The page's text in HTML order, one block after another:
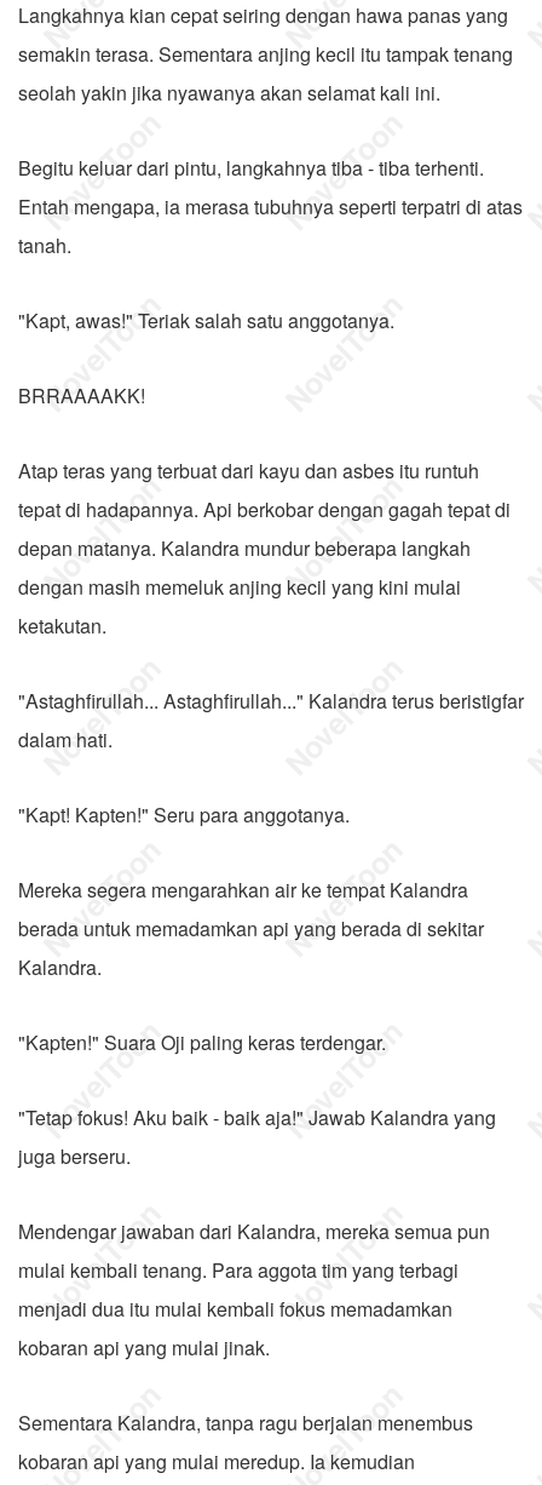
Langkahnya kian cepat seiring dengan hawa panas yang
semakin terasa. Sementara anjing kecil itu tampak tenang
seolah yakin jika nyawanya akan selamat kali ini.
Begitu keluar dari pintu, langkahnya tiba - tiba terhenti.
Entah mengapa, ia merasa tubuhnya seperti terpatri di atas
tanah.
"Kapt, awas!" Teriak salah satu anggotanya.
BRRAAAAKK!
Atap teras yang terbuat dari kayu dan asbes itu runtuh
tepat di hadapannya. Api berkobar dengan gagah tepat di
depan matanya. Kalandra mundur beberapa langkah
dengan masih memeluk anjing kecil yang kini mulai
ketakutan.
"Astaghfirullah... Astaghfirullah..." Kalandra terus beristigfar
dalam hati.
"Kapt! Kapten!" Seru para anggotanya.
Mereka segera mengarahkan air ke tempat Kalandra
berada untuk memadamkan api yang berada di sekitar
Kalandra.
"Kapten!" Suara Oji paling keras terdengar.
"Tetap fokus! Aku baik - baik aja!" Jawab Kalandra yang
juga berseru.
Mendengar jawaban dari Kalandra, mereka semua pun
mulai kembali tenang. Para aggota tim yang terbagi
menjadi dua itu mulai kembali fokus memadamkan
kobaran api yang mulai jinak.
Sementara Kalandra, tanpa ragu berjalan menembus
kobaran api yang mulai meredup. Ia kemudian